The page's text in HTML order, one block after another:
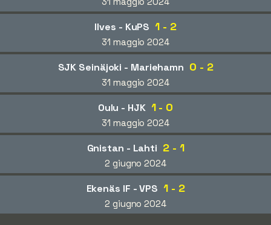
Ilves - KuPS 1 - 2
31 maggio 2024
SJK Seinäjoki - Mariehamn 0 - 2
31 maggio 2024
Oulu - HJK 1 - 0
31 maggio 2024
Gnistan - Lahti 2 - 1
2 giugno 2024
Ekenäs IF - VPS 1 - 2
2 giugno 2024